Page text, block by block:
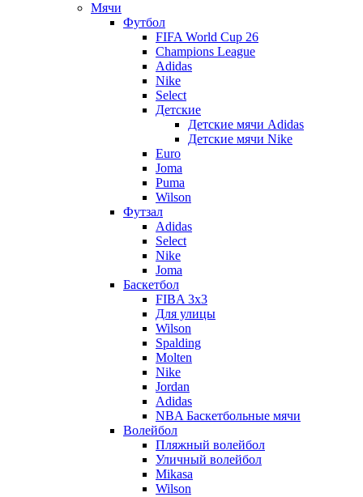
Мячи
Футбол
FIFA World Cup 26
Champions League
Adidas
Nike
Select
Детские
Детские мячи Adidas
Детские мячи Nike
Euro
Joma
Puma
Wilson
Футзал
Adidas
Select
Nike
Joma
Баскетбол
FIBA 3x3
Для улицы
Wilson
Spalding
Molten
Nike
Jordan
Adidas
NBA Баскетбольные мячи
Волейбол
Пляжный волейбол
Уличный волейбол
Mikasa
Wilson